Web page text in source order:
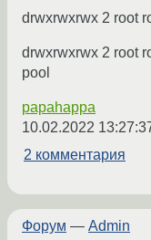
drwxrwxrwx 2 root
drwxrwxrwx 2 root
pool
papahappa
10.02.2022
2 комментария
Форум — Admin